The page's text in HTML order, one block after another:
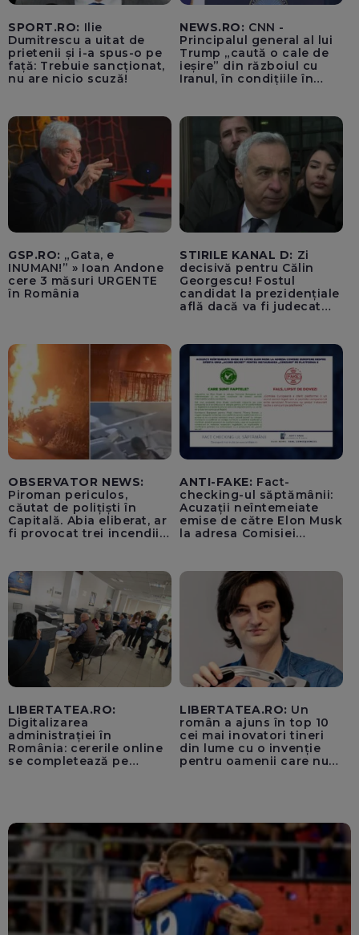
SPORT.RO: Ilie
Dumitrescu a uitat de
prietenii și i-a spus-o pe
față: Trebuie sancționat,
nu are nicio scuză!
NEWS.RO: CNN -
Principalul general al lui
Trump „caută o cale de
ieșire” din războiul cu
Iranul, în condițiile în
GSP.RO: „Gata, e
INUMAN!” » Ioan Andone
cere 3 măsuri URGENTE
în România
STIRILE KANAL D: Zi
decisivă pentru Călin
Georgescu! Fostul
candidat la prezidențiale
află dacă va fi judecat
OBSERVATOR NEWS:
Piroman periculos,
căutat de polițiști în
Capitală. Abia eliberat, ar
fi provocat trei incendii
ANTI-FAKE: Fact-
checking-ul săptămânii:
Acuzații neîntemeiate
emise de către Elon Musk
la adresa Comisiei
pentru instaurarea
„cenzurii” pe platforma X
LIBERTATEA.RO:
Digitalizarea
administrației în
România: cererile online
se completează pe
LIBERTATEA.RO: Un
român a ajuns în top 10
cei mai inovatori tineri
din lume cu o invenție
pentru oamenii care nu